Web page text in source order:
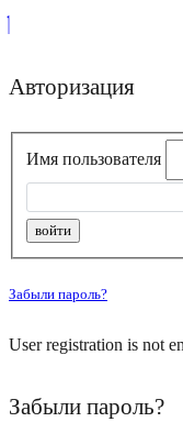
Авторизация
Имя пользователя
Забыли пароль?
User registration is not
Забыли пароль?